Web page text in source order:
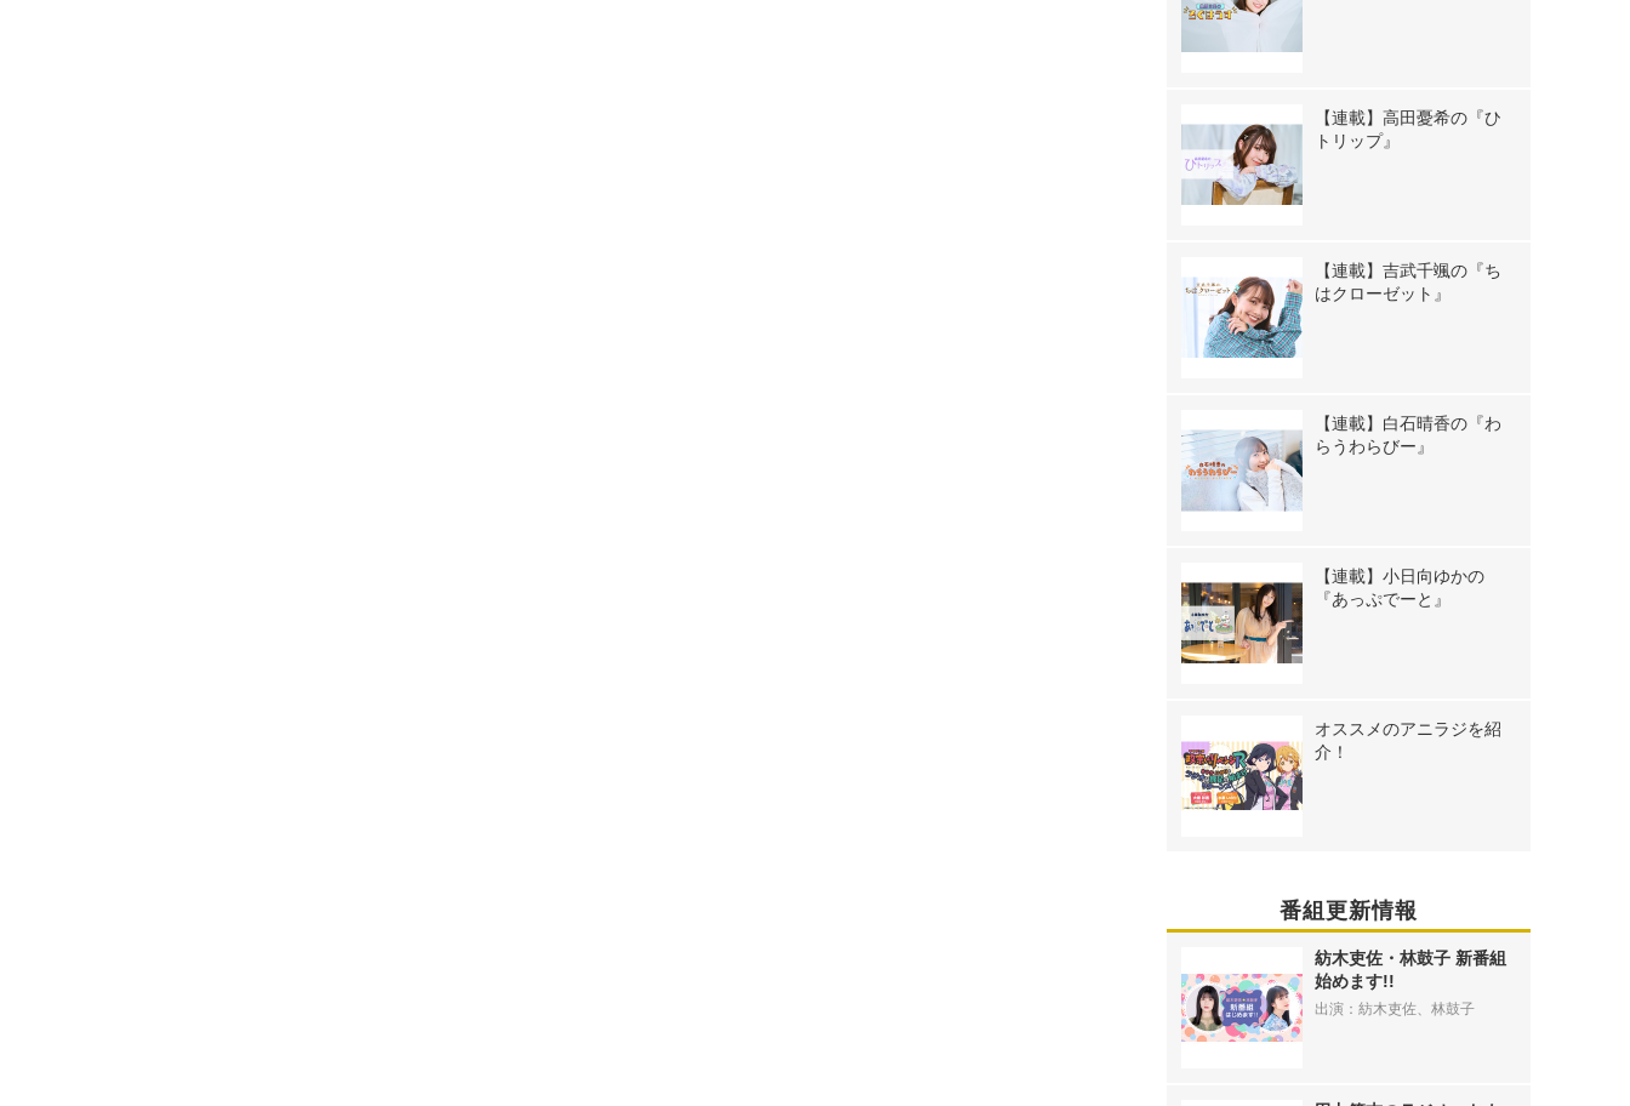
【連載】高田憂希の『ひ
トリップ』
【連載】吉武千颯の『ち
はクローゼット』
【連載】白石晴香の『わ
らうわらびー』
【連載】小日向ゆかの
『あっぷでーと』
オススメのアニラジを紹
介！
番組更新情報
紡木吏佐・林鼓子 新番組
始めます!!
出演：紡木吏佐、林鼓子